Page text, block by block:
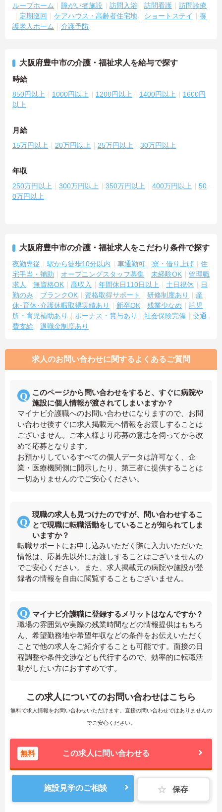
ループホーム
障がい者施設 訪問入浴 訪問看護
訪問診療
定期巡回
ケアハウス・高齢者住宅地 ショートステイ
養
護老人ホーム
介護予防
大阪府豊中市の介護・福祉求人を給与で探す
時給
850円以上 1000円以上 1200円以上 1400円以上
1600円
以上
月給
15万円以上 20万円以上 25万円以上 30万円以上
年収
250万円以上 300万円以上 350万円以上 400万円以上
50
0万円以上
大阪府豊中市の介護・福祉求人をこだわり条件で探す
夜勤専従 駅から徒歩10分以内 車通勤可 寮・借り上げ
住
宅手当・補助
オープニングスタッフ募集 未経験OK
管理職
求人
無資格OK 高収入 年間休日110日以上 土日祝休
日
勤のみ
ブランクOK 資格取得サポート 研修制度あり
産
休･育休･介護休暇取得実績あり
新卒OK 残業少なめ
託児
所・育児補助あり
ボーナス・賞与あり 社会保険完備
交通
費支給
退職金制度あり
求人のお問い合わせに関するよくあるご質問
このページから問い合わせをすると、すぐに病院や
施設に個人情報が渡されてしまいますか？
マイナビ介護職へのお問い合わせになりますので、お問
い合わせ後すぐに求人掲載元へ情報をお渡しすることは
ございません。ご本人様より応募の意志を伺ってから改
めて応募となります。
お預かりしているすべての個人データは許可なく、企
業・医療機関側に開示したり、第三者に提供することは
一切ありませんのでご安心ください。
現職の求人も見つけたのですが、問い合わせするこ
とで現職に転職活動をしていることが知られてしま
いますか？
転職サポートにお申し込みいただく際に入力いただいた
情報は、応募先以外にお渡しすることはございませんの
でご安心ください。また、求人掲載元の病院や施設が登
録者の情報を自由に閲覧することもございません。
マイナビ介護職に登録するメリットはなんですか？
職場の雰囲気や実際の残業時間などの情報提供はもちろ
ん、希望勤務地や希望年収などの条件をお伝えいただく
ことで他の求人をご紹介することも可能です。面接の日
程調整や条件交渉なども代行するので、効率的に転職活
動がしたい方におすすめです。
この求人についてのお問い合わせはこちら
無料で求人情報をお問い合わせいただけます。直接の問い合わせではありませんの
でご安心ください。
無料 この求人に問い合わせる
施設見学のご相談 保存